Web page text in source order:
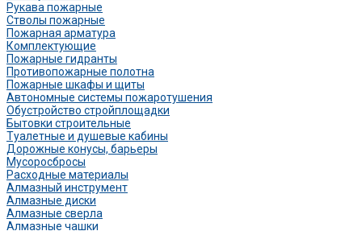
Рукава пожарные
Стволы пожарные
Пожарная арматура
Комплектующие
Пожарные гидранты
Противопожарные полотна
Пожарные шкафы и щиты
Автономные системы пожаротушения
Обустройство стройплощадки
Бытовки строительные
Туалетные и душевые кабины
Дорожные конусы, барьеры
Мусоросбросы
Расходные материалы
Алмазный инструмент
Алмазные диски
Алмазные сверла
Алмазные чашки